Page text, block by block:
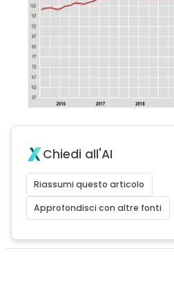
Chiedi all'AI
Riassumi questo articolo
Approfondisci con altre fonti